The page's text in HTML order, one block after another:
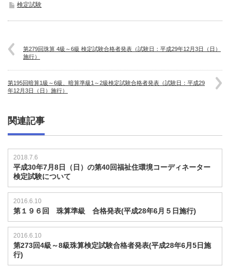
検定試験
第279回珠算 4級～6級 検定試験合格者発表（試験日：平成29年12月3日（日）
施行）
第195回暗算1級～6級、暗算準級1～2級検定試験合格者発表（試験日：平成29
年12月3日（日）施行）
関連記事
2018.7.6
平成30年7月8日（日）の第40回福祉住環境コーディネーター
検定試験について
2016.6.10
第１９６回 珠算準級 合格発表(平成28年6月５日施行)
2016.6.10
第273回4級～8級珠算検定試験合格者発表(平成28年6月5日施
行)